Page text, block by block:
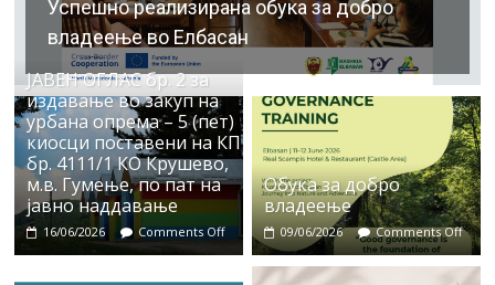
Успешно реализирана обука за добро
владеење во Елбасан
ЈАВЕН ОГЛАС бр. 2 за
издавање во закуп на
урбана опрема – 5 (пет)
киосци поставени на КП
бр. 4111/1 КО Крушево,
м.в. Гумење, по пат на
јавно наддавање
16/06/2026 Comments Off
Обука за добро
владеење
09/06/2026 Comments Off